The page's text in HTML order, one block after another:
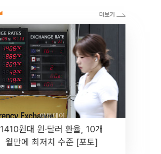
1410원대 원·달러 환율, 10개
월만에 최저치 수준 [포토]